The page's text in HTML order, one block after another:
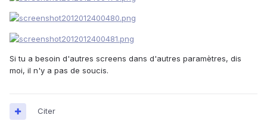
Si tu a besoin d'autres screens dans d'autres paramètres, dis
moi, il n'y a pas de soucis.
Citer